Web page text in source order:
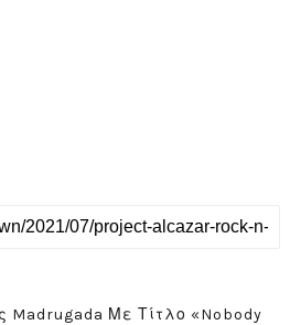
Madrugada Με Τίτλο «Nobody